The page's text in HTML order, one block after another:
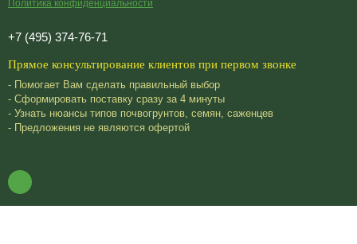
Политика конфиденциальности
+7 (495) 374-76-71
Прямое консультирование клиентов при первом звонке
- Помогает Вам сделать правильный выбор
- Сформировать поставку сразу за 4 минуты
- Узнать нюансы типов почвогрунтов, семян, саженцев
- Предложения не являются офертой